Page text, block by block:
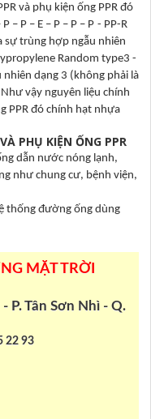
và phụ kiện ống PPR đó
– P – E – P – P – P - PP-R
sự trùng hợp ngẫu nhiên
Random type3 -
dạng 3 (không phải là
Như vậy nguyên liệu chính
PPR đó chính hạt nhựa
PHỤ KIỆN ỐNG PPR
dẫn nước nóng lạnh,
như chung cư, bệnh viện,
thống đường ống dùng
MẶT TRỜI
P. Tân Sơn Nhì - Q.
22 93